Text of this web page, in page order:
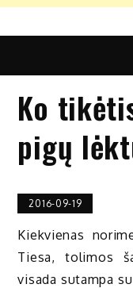
Ko
pigų
2016-09-19
Kiekvienas
Tiesa, tolimos
visada sutampa